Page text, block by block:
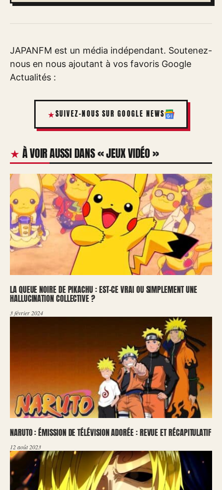
JAPANFM est un média indépendant. Soutenez-
nous en nous ajoutant à vos favoris Google
Actualités :
SUIVEZ-NOUS SUR GOOGLE NEWS
À VOIR AUSSI DANS « JEUX VIDÉO »
LA QUEUE NOIRE DE PIKACHU : EST-CE VRAI OU SIMPLEMENT UNE
HALLUCINATION COLLECTIVE ?
3 février 2024
NARUTO : ÉMISSION DE TÉLÉVISION ADORÉE : REVUE ET RÉCAPITULATIF
12 août 2023